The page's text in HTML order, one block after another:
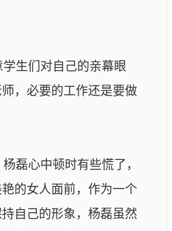
生们对自己的亲幕眼
，必要的工作还是要做
磊心中顿时有些慌了，
的女人面前，作为一个
自己的形象，杨磊虽然